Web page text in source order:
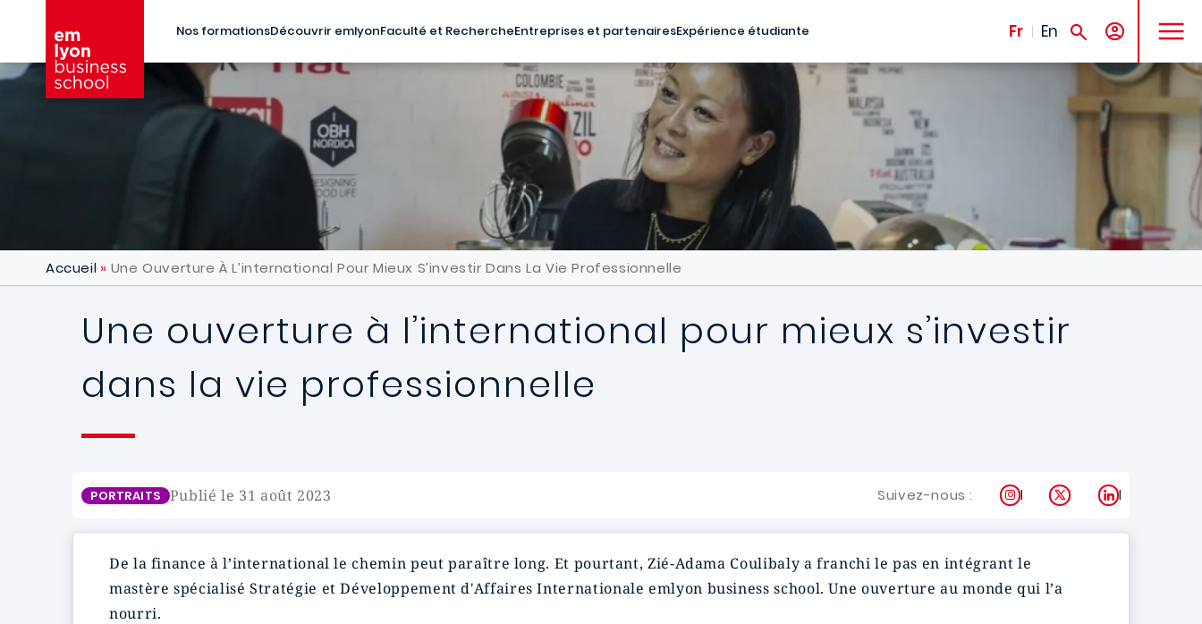
Nos formationsDécouvrir emlyonFaculté et RechercheEntreprises et partenairesExpérience étudiante Fr En
MENU
Accueil Une Ouverture À L’international Pour Mieux S’investir Dans La Vie Professionnelle
Une ouverture à l’international pour mieux s’investir
dans la vie professionnelle
PORTRAITS Publié le 31 août 2023 Suivez-nous : Instagram
X LinkedIn
De la finance à l’international le chemin peut paraître long. Et pourtant, Zié-Adama Coulibaly a franchi le pas en intégrant le
mastère spécialisé Stratégie et Développement d'Affaires Internationale emlyon business school. Une ouverture au monde qui l’a
nourri.